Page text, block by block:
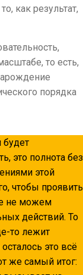
как результат,
то есть,
порядка
будет
это полнота без
этой
чтобы проявить
не можем
действий. То
то лежит
это всё
же самый итог: